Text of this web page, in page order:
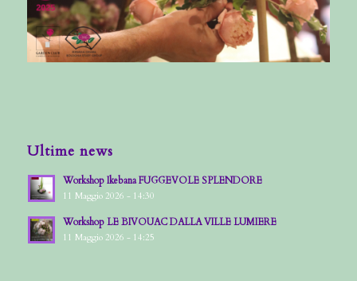
Ultime news
Workshop Ikebana FUGGEVOLE SPLENDORE
11 Maggio 2026 - 14:30
Workshop LE BIVOUAC DALLA VILLE LUMIERE
11 Maggio 2026 - 14:25